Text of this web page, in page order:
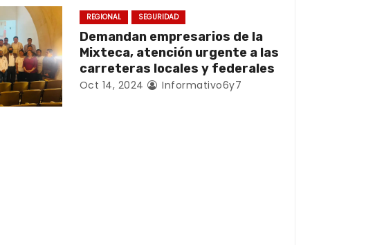
REGIONAL SEGURIDAD
Demandan empresarios de la
Mixteca, atención urgente a las
carreteras locales y federales
Oct 14, 2024 Informativo6y7